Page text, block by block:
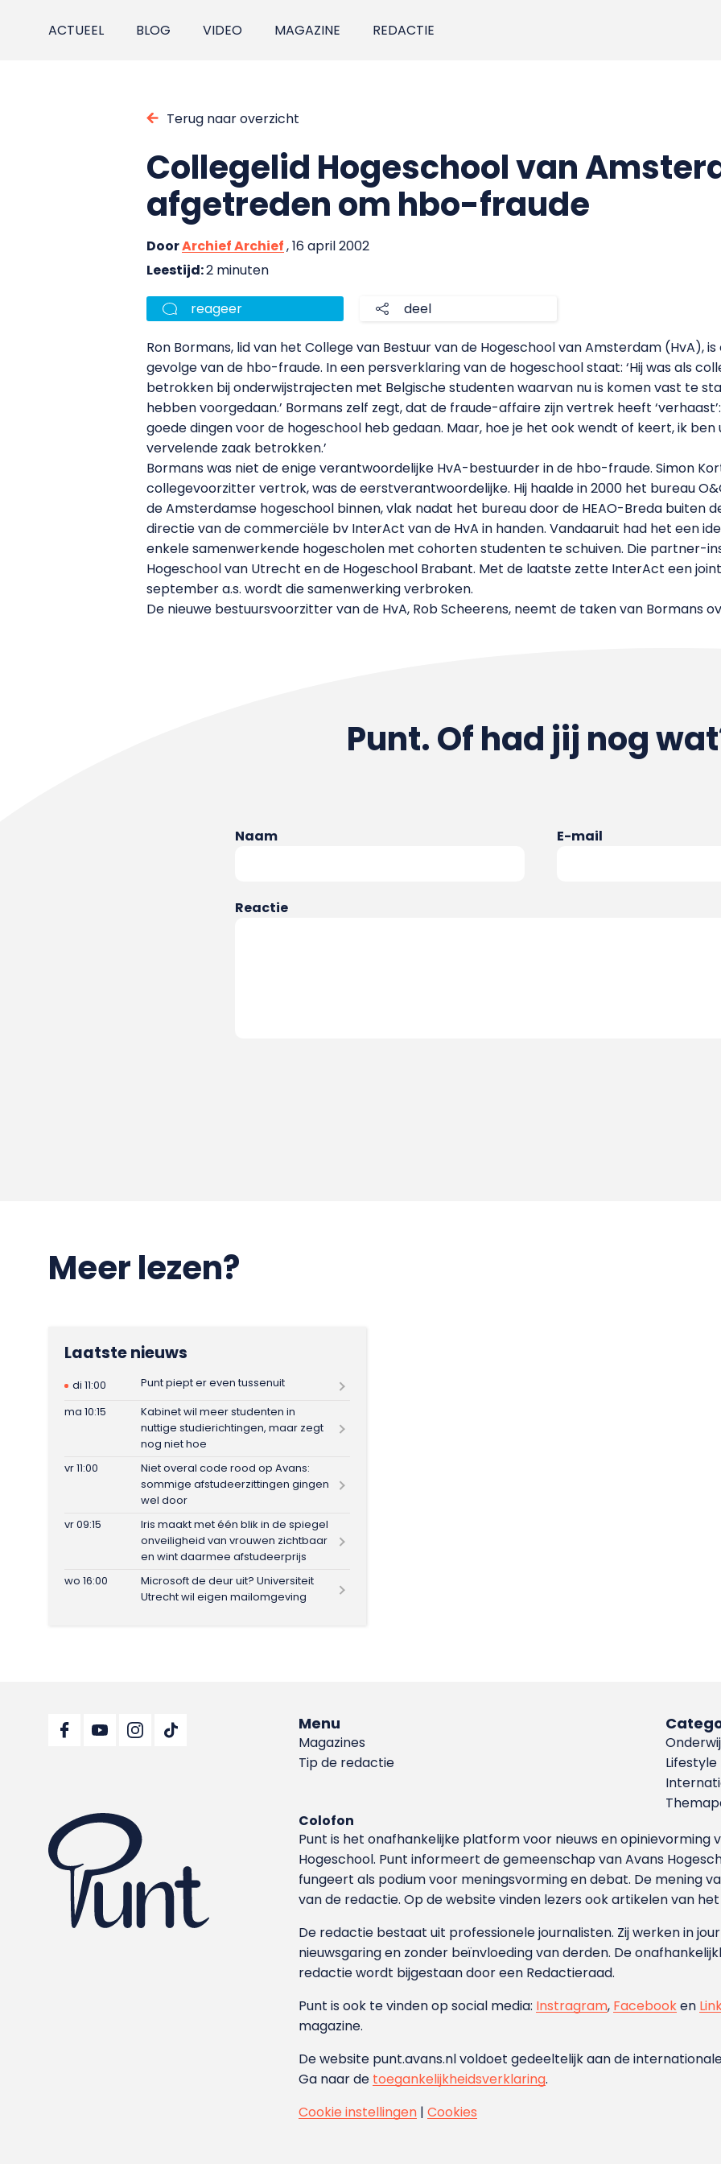
ACTUEEL BLOG VIDEO MAGAZINE REDACTIE
Terug naar overzicht
Collegelid Hogeschool van
afgetreden om hbo-fraude
DoorArchief Archief, 16 april 2002
Leestijd:2 minuten
reageer deel
Ron Bormans, lid van het College van Bestuur van de Hogeschool van Amsterdam (HvA),
gevolge van de hbo-fraude. In een persverklaring van de hogeschool staat: ‘Hij was als
betrokken bij onderwijstrajecten met Belgische studenten waarvan nu is komen vast te
hebben voorgedaan.’ Bormans zelf zegt, dat de fraude-affaire zijn vertrek heeft
goede dingen voor de hogeschool heb gedaan. Maar, hoe je het ook wendt of keert, ik
vervelende zaak betrokken.’
Bormans was niet de enige verantwoordelijke HvA-bestuurder in de hbo-fraude. Simon
collegevoorzitter vertrok, was de eerstverantwoordelijke. Hij haalde in 2000 het bureau
de Amsterdamse hogeschool binnen, vlak nadat het bureau door de HEAO-Breda buiten
directie van de commerciële bv InterAct van de HvA in handen. Vandaaruit had het een
enkele samenwerkende hogescholen met cohorten studenten te schuiven. Die partner-
Hogeschool van Utrecht en de Hogeschool Brabant. Met de laatste zette InterAct een joint
september a.s. wordt die samenwerking verbroken.
De nieuwe bestuursvoorzitter van de HvA, Rob Scheerens, neemt de taken van Bormans
Punt. Of had jij nog
Naam E-mail
Reactie
Meer lezen?
Laatste nieuws
di 11:00
Punt piept er even tussenuit
ma 10:15
Kabinet wil meer studenten in
nuttige studierichtingen, maar zegt
nog niet hoe
vr 11:00
Niet overal code rood op Avans:
sommige afstudeerzittingen gingen
wel door
vr 09:15
Iris maakt met één blik in de spiegel
onveiligheid van vrouwen zichtbaar
en wint daarmee afstudeerprijs
wo 16:00
Microsoft de deur uit? Universiteit
Utrecht wil eigen mailomgeving
Menu
Magazines
Tip de redactie
Lifestyle
Colofon
Punt is het onafhankelijke platform voor nieuws en
Hoge­school. Punt informeert de gemeenschap van Avans
fungeert als podium voor meningsvorming en debat. De mening
van de redactie. Op de website vinden lezers ook artikelen van
De redactie bestaat uit professionele journalisten. Zij werken in
nieuwsgaring en zonder beïnvloeding van derden. De
redactie wordt bijgestaan door een Redactieraad.
Punt is ook te vinden op social media: Instragram, Facebooken
magazine.
De website punt.avans.nl voldoet gedeeltelijk aan de
Ga naar de toegankelijkheidsverklaring.
Cookie instellingen |Cookies